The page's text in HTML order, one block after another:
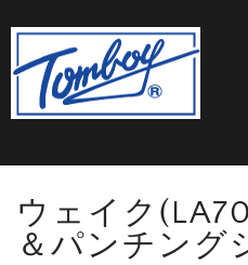
ウェイク
＆パンチング